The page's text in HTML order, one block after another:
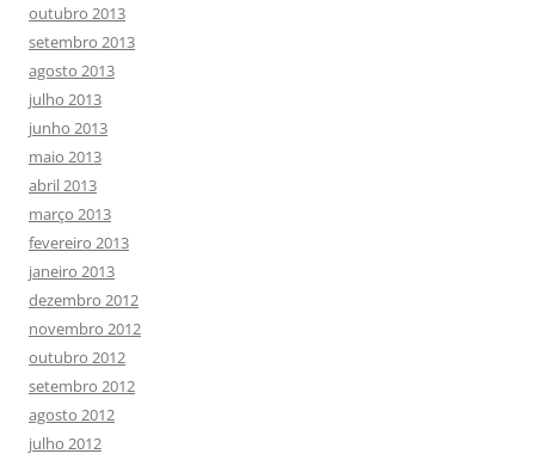
outubro 2013
setembro 2013
agosto 2013
julho 2013
junho 2013
maio 2013
abril 2013
março 2013
fevereiro 2013
janeiro 2013
dezembro 2012
novembro 2012
outubro 2012
setembro 2012
agosto 2012
julho 2012